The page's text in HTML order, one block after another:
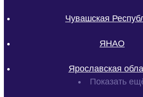
Чувашская
ЯНАО
Ярославская
Показать